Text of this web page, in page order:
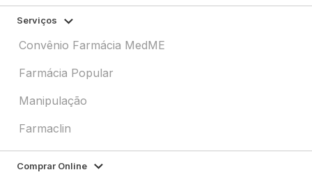
Serviços
Convênio Farmácia MedME
Farmácia Popular
Manipulação
Farmaclin
Comprar Online